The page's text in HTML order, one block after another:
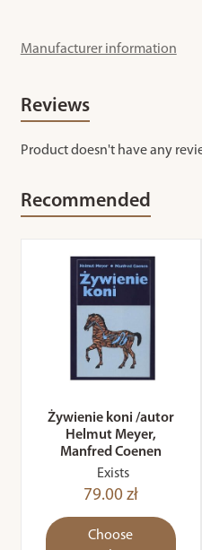
Manufacturer information
Reviews
Product doesn't have any
Recommended
Żywienie koni /autor
Helmut Meyer,
Manfred Coenen
Exists
79.00 zł
Choose